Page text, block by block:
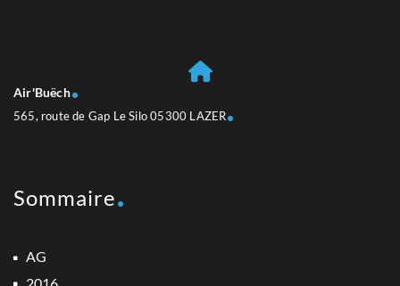
Air'Buëch
565, route de Gap Le Silo 05300 LAZER
Sommaire
AG